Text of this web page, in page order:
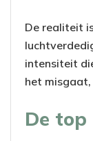
De realiteit
intensiteit
het
De top